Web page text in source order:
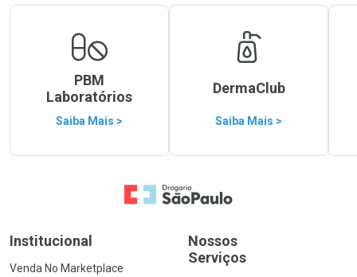
PBM
Laboratórios
Saiba Mais >
DermaClub
Saiba Mais >
Ir para a Home
Institucional
Venda No Marketplace
Nossos
Serviços